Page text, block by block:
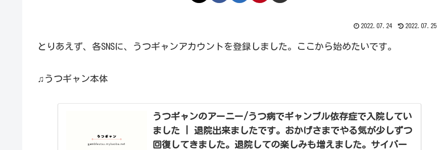
2022.07.24 2022.07.25
とりあえず、各SNSに、うつギャンアカウントを登録しました。ここから始めたいです。
♫うつギャン本体
うつギャンのアーニー/うつ病でギャンブル依存症で入院してい
ました | 退院出来ましたです。おかげさまでやる気が少しずつ
回復してきました。退院しての楽しみも増えました。サイバー